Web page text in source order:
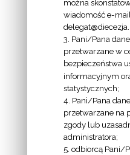
INFORMACJE
EPISKOPATU
POLSKI:
można
wiadomość e-
3. Pani/Pana
przetwarzane w
bezpieczeństwa
informacyjnym
statystycznych;
4. Pani/Pana
przetwarzane na
zgody lub
administratora;
5. odbiorcą Pani/